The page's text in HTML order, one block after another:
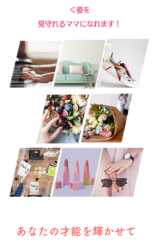
く姿を
見守れるママになれます！
あなたの才能を輝かせて